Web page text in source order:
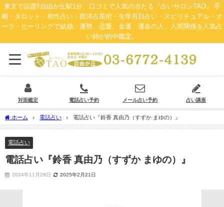
東京で話題‼自由が丘駅1分、口コミで人気の当たる『占いサロンTAO』 手
相・タロット・相性占い・西洋占星術・生年月日占い・スピリチュアル・オ
ーラ・ヒーリングで結婚、運勢、恋愛、金運、運命の人、人間関係を人気占
い師が的中鑑定。
対面鑑定 電話占い予約 メール占い予約 占い講座
ホーム 電話占い 電話占い『鈴香 真由乃（すずか まゆの）』
電話占い
電話占い『鈴香 真由乃（すずか まゆの）』
2024年11月29日 2025年2月21日